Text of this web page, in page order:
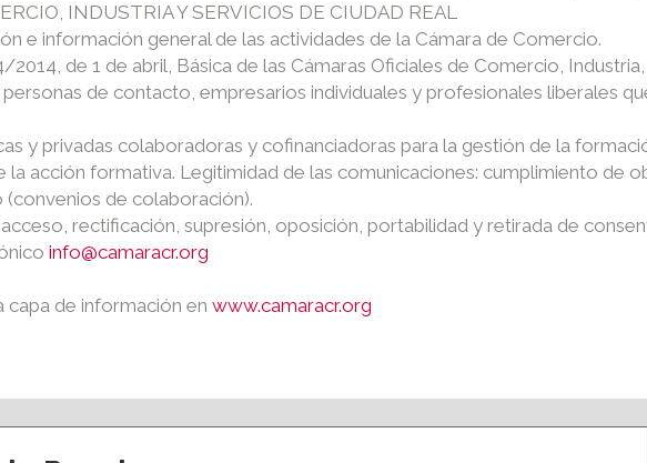
INDUSTRIA Y SERVICIOS DE CIUDAD REAL
e información general de las actividades de la Cámara de Comercio.
2014, de 1 de abril, Básica de las Cámaras Oficiales de Comercio,
de contacto, empresarios individuales y profesionales liberales
y privadas colaboradoras y cofinanciadoras para la gestión de la
la acción formativa. Legitimidad de las comunicaciones: cumplimiento de
de colaboración).
rectificación, supresión, oposición, portabilidad y retirada de
info@camaracr.org
capa de información en www.camaracr.org